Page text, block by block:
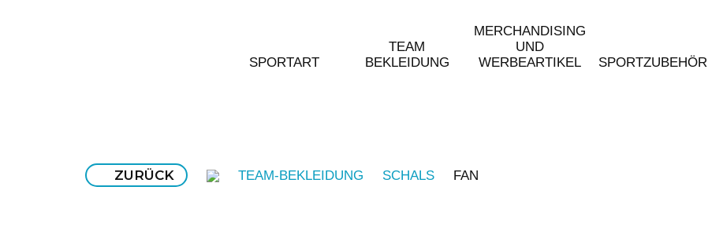
SPORTART
TEAM
BEKLEIDUNG
MERCHANDISING
UND
WERBEARTIKEL
SPORTZUBEHÖR
ZURÜCK TEAM-BEKLEIDUNG SCHALS FAN